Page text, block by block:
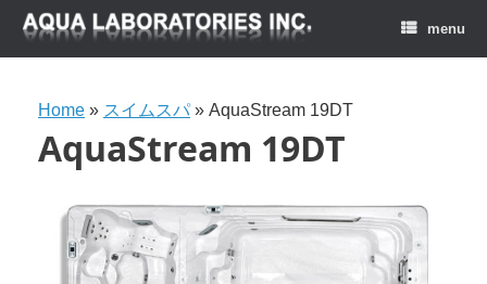
menu
Home » スイムスパ » AquaStream 19DT
AquaStream 19DT